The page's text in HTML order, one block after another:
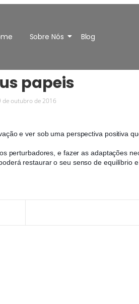
Sobre Nós Blog
papeis
de outubro de 2016
e ver sob uma perspectiva positiva
perturbadores, e fazer as adaptações
restaurar o seu senso de equilíbrio